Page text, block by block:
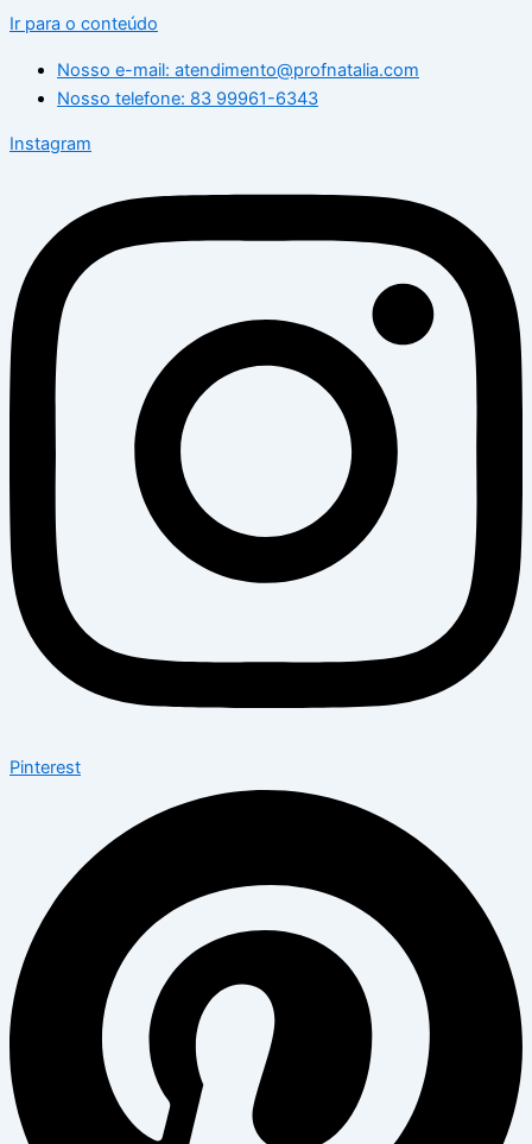
Ir para o conteúdo
Nosso e-mail: atendimento@profnatalia.com
Nosso telefone: 83 99961-6343
Instagram
Pinterest